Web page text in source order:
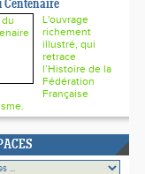
Centenaire
L'ouvrage
richement
illustré, qui
retrace
l’Histoire de la
Fédération
Française